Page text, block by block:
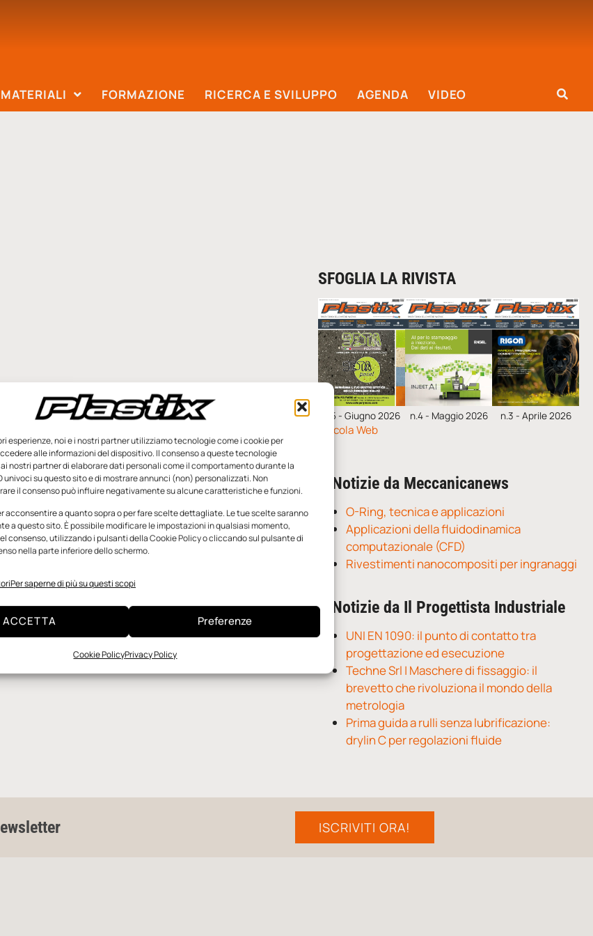
esperienze, noi e i nostri partner utilizziamo tecnologie come i cookie per
alle informazioni del dispositivo. Il consenso a queste tecnologie
nostri partner di elaborare dati personali come il comportamento durante la
univoci su questo sito e di mostrare annunci (non) personalizzati. Non
il consenso può influire negativamente su alcune caratteristiche e funzioni.
acconsentire a quanto sopra o per fare scelte dettagliate. Le tue scelte saranno
a questo sito. È possibile modificare le impostazioni in qualsiasi momento,
consenso, utilizzando i pulsanti della Cookie Policy o cliccando sul pulsante di
nella parte inferiore dello schermo.
Per saperne di più su questi scopi
ACCETTA Preferenze
Cookie PolicyPrivacy Policy
MATERIALI FORMAZIONE RICERCA E SVILUPPO AGENDA VIDEO
SFOGLIA LA RIVISTA
n.5 - Giugno 2026 n.4 - Maggio 2026 n.3 - Aprile 2026
Edicola Web
Notizie da Meccanicanews
O-Ring, tecnica e applicazioni
Applicazioni della fluidodinamica
computazionale (CFD)
Rivestimenti nanocompositi per ingranaggi
Notizie da Il Progettista Industriale
UNI EN 1090: il punto di contatto tra
progettazione ed esecuzione
Techne Srl | Maschere di fissaggio: il
brevetto che rivoluziona il mondo della
metrologia
Prima guida a rulli senza lubrificazione:
drylin C per regolazioni fluide
ISCRIVITI ORA!